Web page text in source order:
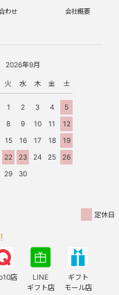
わせ 会社概要
2026年9月
火 水 木 金 土
1 2 3 4
5
8 9 10 11
12
15 16 17 18
19
22 23 24 25
26
29 30
定休日
店
LINE
ギフト店
ギフト
モール店